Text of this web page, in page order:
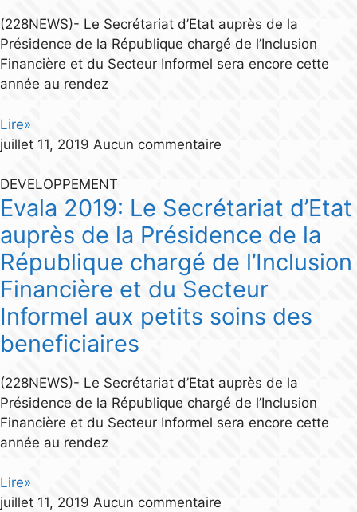
(228NEWS)- Le Secrétariat d’Etat auprès de la
Présidence de la République chargé de l’Inclusion
Financière et du Secteur Informel sera encore cette
année au rendez
Lire»
juillet 11, 2019 Aucun commentaire
DEVELOPPEMENT
Evala 2019: Le Secrétariat d’Etat
auprès de la Présidence de la
République chargé de l’Inclusion
Financière et du Secteur
Informel aux petits soins des
beneficiaires
(228NEWS)- Le Secrétariat d’Etat auprès de la
Présidence de la République chargé de l’Inclusion
Financière et du Secteur Informel sera encore cette
année au rendez
Lire»
juillet 11, 2019 Aucun commentaire